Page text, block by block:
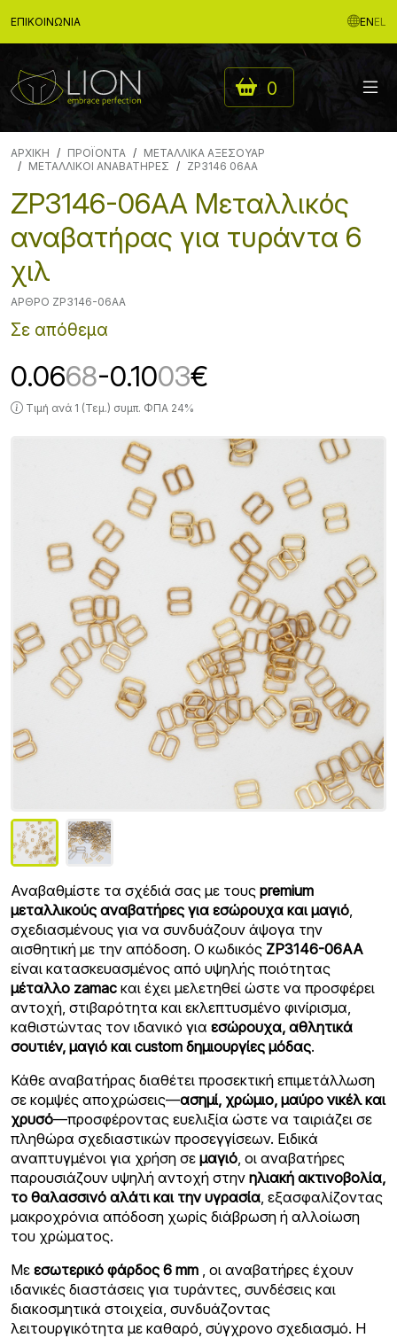
ΕΠΙΚΟΙΝΩΝΊΑ ENEL
0
ΑΡΧΙΚΉ ΠΡΟΪΟΝΤΑ
ΜΕΤΑΛΛΙΚΑ ΑΞΕΣΟΥΑΡ
ΜΕΤΑΛΛΙΚΟΙ ΑΝΑΒΑΤΗΡΕΣ
ZP3146 06AA
ZP3146-06AA Μεταλλικός
αναβατήρας για τυράντα 6
χιλ
ΆΡΘΡΟ ZP3146-06AA
Σε απόθεμα
0.0668-0.1003€
Τιμή ανά 1 (Τεμ.) συμπ. ΦΠΑ 24%
Αναβαθμίστε τα σχέδιά σας με τους premium
μεταλλικούς αναβατήρες για εσώρουχα και μαγιό,
σχεδιασμένους για να συνδυάζουν άψογα την
αισθητική με την απόδοση. Ο κωδικός ZP3146-06AA
είναι κατασκευασμένος από υψηλής ποιότητας
μέταλλο zamac και έχει μελετηθεί ώστε να προσφέρει
αντοχή, στιβαρότητα και εκλεπτυσμένο φινίρισμα,
καθιστώντας τον ιδανικό για εσώρουχα, αθλητικά
σουτιέν, μαγιό και custom δημιουργίες μόδας.
Κάθε αναβατήρας διαθέτει προσεκτική επιμετάλλωση
σε κομψές αποχρώσεις—ασημί, χρώμιο, μαύρο νικέλ και
χρυσό—προσφέροντας ευελιξία ώστε να ταιριάζει σε
πληθώρα σχεδιαστικών προσεγγίσεων. Ειδικά
αναπτυγμένοι για χρήση σε μαγιό, οι αναβατήρες
παρουσιάζουν υψηλή αντοχή στην ηλιακή ακτινοβολία,
το θαλασσινό αλάτι και την υγρασία, εξασφαλίζοντας
μακροχρόνια απόδοση χωρίς διάβρωση ή αλλοίωση
του χρώματος.
Με εσωτερικό φάρδος 6 mm , οι αναβατήρες έχουν
ιδανικές διαστάσεις για τυράντες, συνδέσεις και
διακοσμητικά στοιχεία, συνδυάζοντας
λειτουργικότητα με καθαρό, σύγχρονο σχεδιασμό. Η